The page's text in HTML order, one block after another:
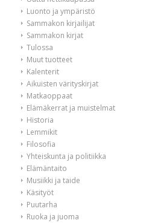
Luonto ja ympäristö
Sammakon kirjailijat
Sammakon kirjat
Tulossa
Muut tuotteet
Kalenterit
Aikuisten värityskirjat
Matkaoppaat
Elämäkerrat ja muistelmat
Historia
Lemmikit
Filosofia
Yhteiskunta ja politiikka
Elämäntaito
Musiikki ja taide
Käsityöt
Puutarha
Ruoka ja juoma